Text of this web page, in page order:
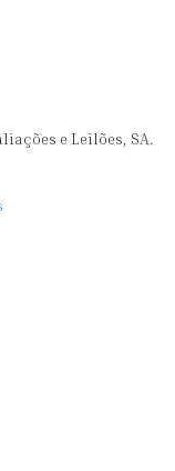
e Leilões, SA.